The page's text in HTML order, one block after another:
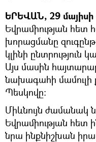
ԵՐԵՎԱՆ, 29 մայիսի
Եվրամիության հետ
խորացմանը
կլինի ընտրություն
Այս մասին
նախագահի
Պեսկովը։
Միևնույն ժամանակ
Եվրամիության հետ
նրա ինքնիշխան